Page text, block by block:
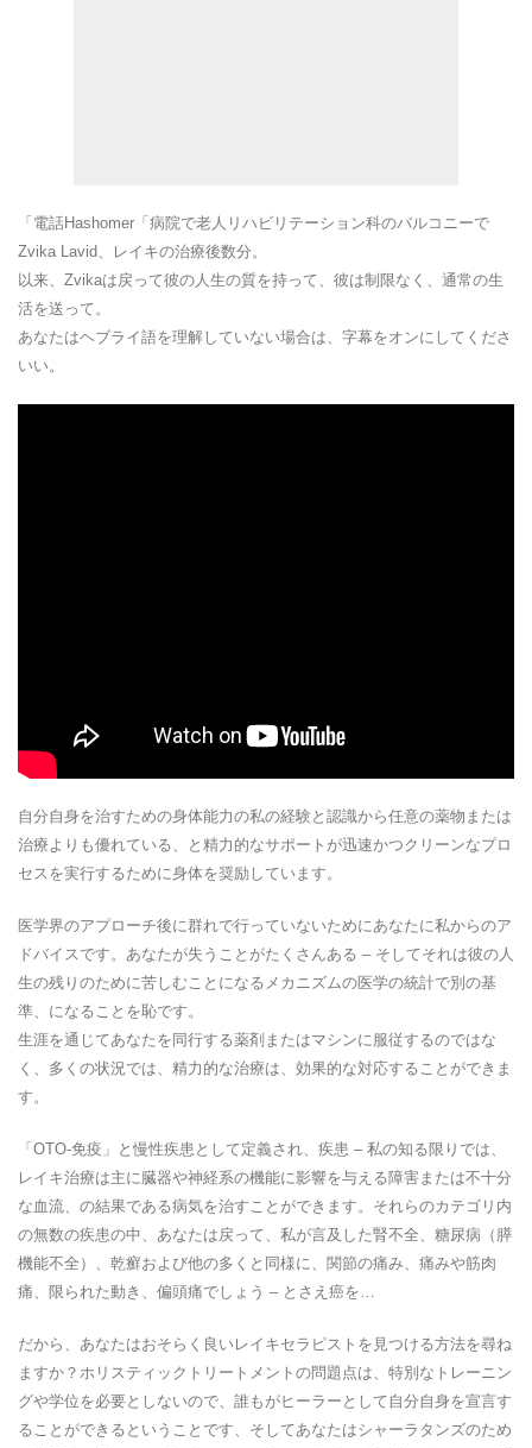
「電話Hashomer「病院で老人リハビリテーション科のバルコニーで
Zvika Lavid、レイキの治療後数分。
以来、Zvikaは戻って彼の人生の質を持って、彼は制限なく、通常の生
活を送って。
あなたはヘブライ語を理解していない場合は、字幕をオンにしてくださ
いい。
自分自身を治すための身体能力の私の経験と認識から任意の薬物または
治療よりも優れている、と精力的なサポートが迅速かつクリーンなプロ
セスを実行するために身体を奨励しています。
医学界のアプローチ後に群れで行っていないためにあなたに私からのア
ドバイスです。あなたが失うことがたくさんある – そしてそれは彼の人
生の残りのために苦しむことになるメカニズムの医学の統計で別の基
準、になることを恥です。
生涯を通じてあなたを同行する薬剤またはマシンに服従するのではな
く、多くの状況では、精力的な治療は、効果的な対応することができま
す。
「OTO-免疫」と慢性疾患として定義され、疾患 – 私の知る限りでは、
レイキ治療は主に臓器や神経系の機能に影響を与える障害または不十分
な血流、の結果である病気を治すことができます。それらのカテゴリ内
の無数の疾患の中、あなたは戻って、私が言及した腎不全、糖尿病（膵
機能不全）、乾癬および他の多くと同様に、関節の痛み、痛みや筋肉
痛、限られた動き、偏頭痛でしょう – とさえ癌を…
だから、あなたはおそらく良いレイキセラピストを見つける方法を尋ね
ますか？ホリスティックトリートメントの問題点は、特別なトレーニン
グや学位を必要としないので、誰もがヒーラーとして自分自身を宣言す
ることができるということです、そしてあなたはシャーラタンズのため